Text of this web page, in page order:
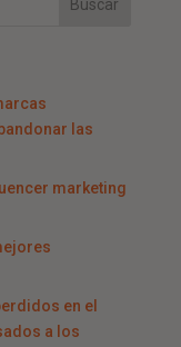
las
marketing
en el
a los